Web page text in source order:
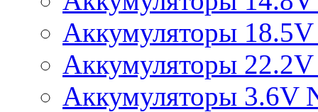
Аккумуляторы
Аккумуляторы
Аккумуляторы 3.6V